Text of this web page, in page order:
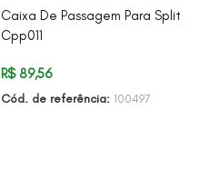
Caixa De Passagem Para Split
Cpp011
R$89,56
Cód. de referência: 100497